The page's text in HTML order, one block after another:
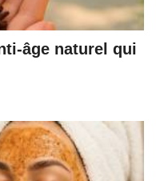
âge naturel qui